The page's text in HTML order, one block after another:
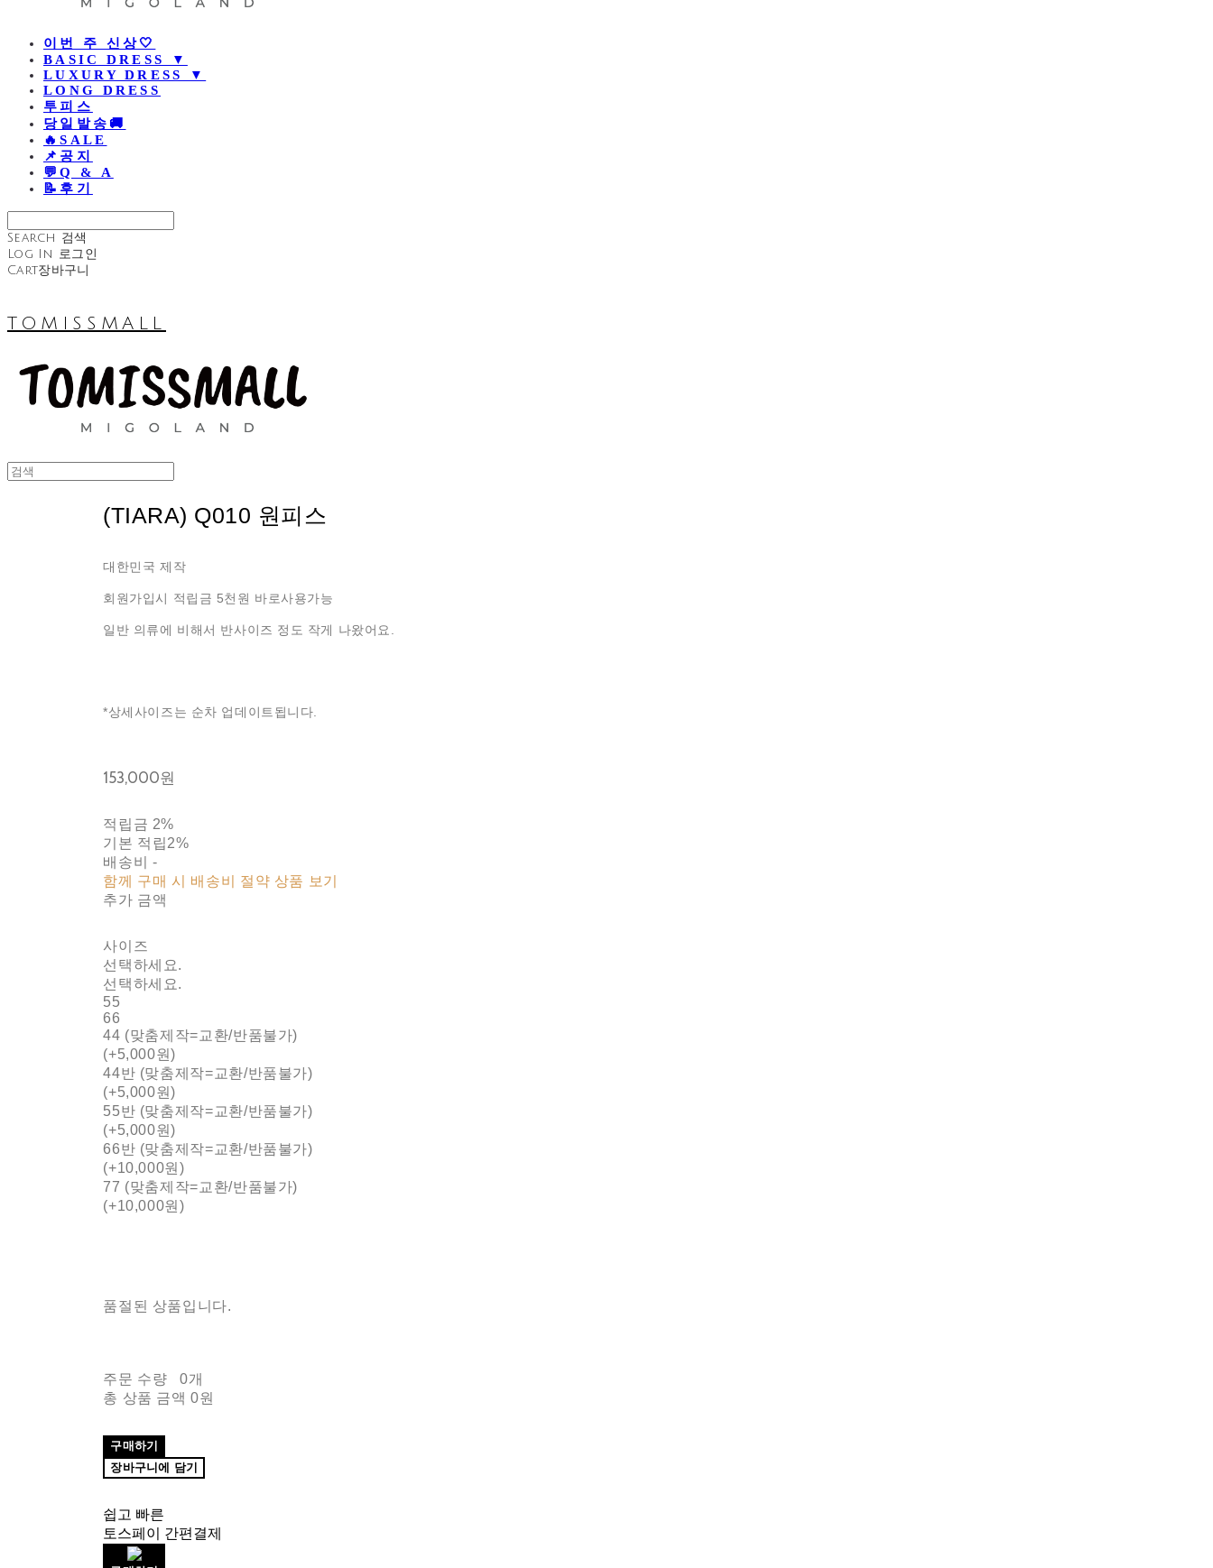
이번 주 신상🤍
BASIC DRESS ▼
LUXURY DRESS ▼
LONG DRESS
투피스
당일발송🚚
🔥SALE
📌공지
💬Q & A
📝후기
Search 검색
Log In
로그인
Cart장바구니
TOMISSMALL
(TIARA) Q010 원피스
대한민국 제작
회원가입시 적립금 5천원 바로사용가능
일반 의류에 비해서 반사이즈 정도 작게 나왔어요.
*상세사이즈는 순차 업데이트됩니다.
153,000원
적립금 2%
기본 적립2%
배송비 -
함께 구매 시 배송비 절약 상품 보기
추가 금액
사이즈
선택하세요.
선택하세요.
55
66
44 (맞춤제작=교환/반품불가)
(+5,000원)
44반 (맞춤제작=교환/반품불가)
(+5,000원)
55반 (맞춤제작=교환/반품불가)
(+5,000원)
66반 (맞춤제작=교환/반품불가)
(+10,000원)
77 (맞춤제작=교환/반품불가)
(+10,000원)
품절된 상품입니다.
주문 수량
0개
총 상품 금액 0원
구매하기
장바구니에 담기
쉽고 빠른
토스페이 간편결제